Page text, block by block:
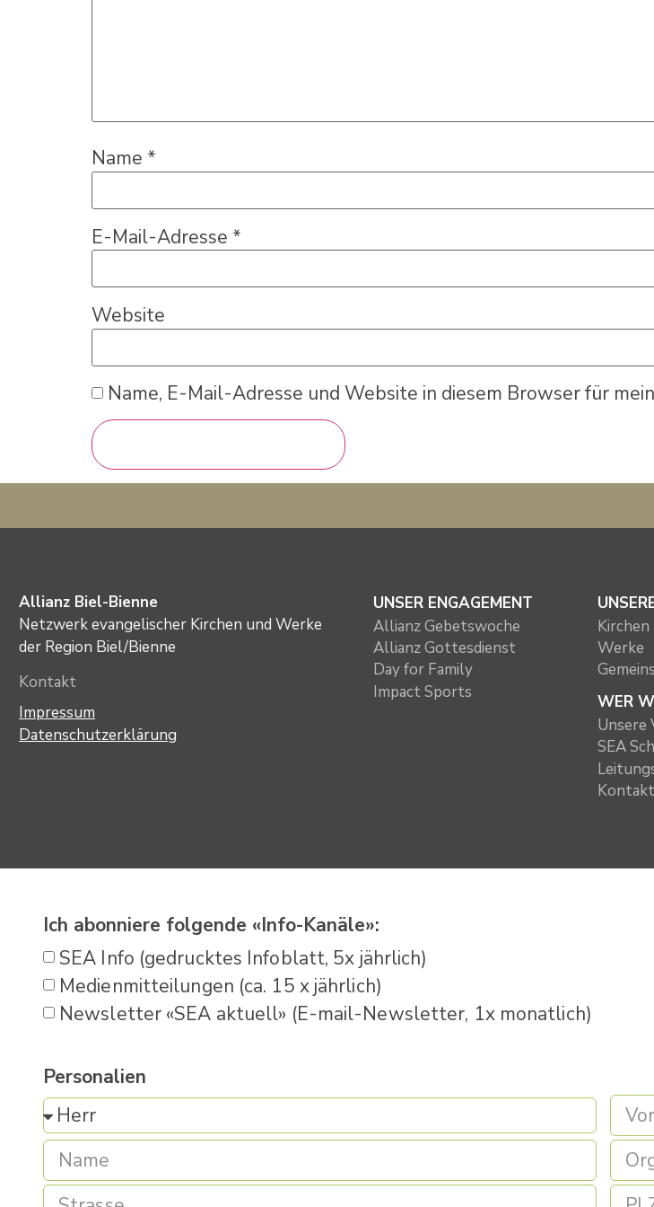
Name *
E-Mail-Adresse *
Website
Name, E-Mail-Adresse und Website in diesem Browser für
Allianz Biel-Bienne
Netzwerk evangelischer Kirchen und Werke
der Region Biel/Bienne
Kontakt
Impressum
Datenschutzerklärung
UNSER ENGAGEMENT
Allianz Gebetswoche
Allianz Gottesdienst
Day for Family
Impact Sports
Kirchen
Werke
WER
Unsere
SEA
Kontakt
Ich abonniere folgende «Info-Kanäle»:
SEA Info (gedrucktes Infoblatt, 5x jährlich)
Medienmitteilungen (ca. 15 x jährlich)
Newsletter «SEA aktuell» (E-mail-Newsletter, 1x monatlich)
Personalien